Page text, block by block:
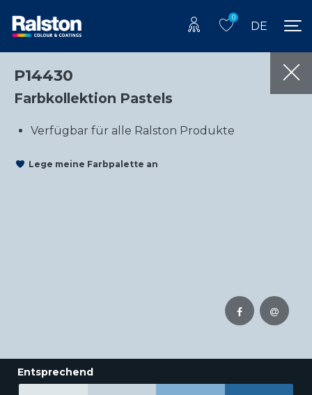
0
DE
P14430
Farbkollektion Pastels
Verfügbar für alle Ralston Produkte
Lege meine Farbpalette an
Entsprechend